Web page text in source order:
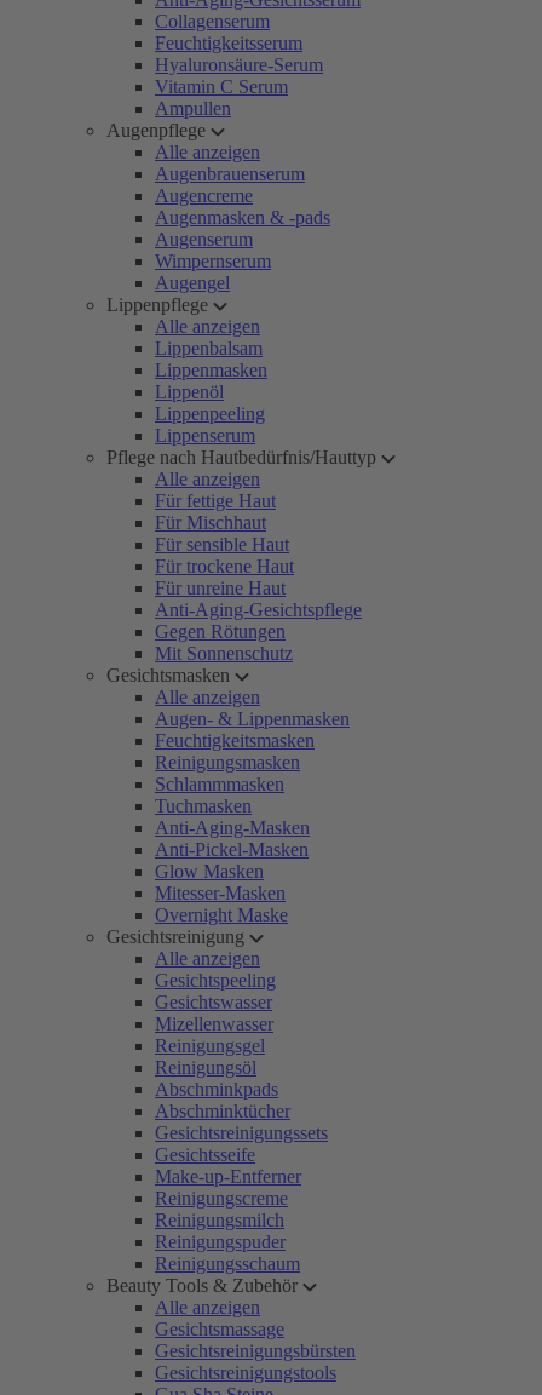
Collagenserum
Feuchtigkeitsserum
Hyaluronsäure-Serum
Vitamin C Serum
Ampullen
Augenpflege
Alle anzeigen
Augenbrauenserum
Augencreme
Augenmasken & -pads
Augenserum
Wimpernserum
Augengel
Lippenpflege
Alle anzeigen
Lippenbalsam
Lippenmasken
Lippenöl
Lippenpeeling
Lippenserum
Pflege nach Hautbedürfnis/Hauttyp
Alle anzeigen
Für fettige Haut
Für Mischhaut
Für sensible Haut
Für trockene Haut
Für unreine Haut
Anti-Aging-Gesichtspflege
Gegen Rötungen
Mit Sonnenschutz
Gesichtsmasken
Alle anzeigen
Augen- & Lippenmasken
Feuchtigkeitsmasken
Reinigungsmasken
Schlammmasken
Tuchmasken
Anti-Aging-Masken
Anti-Pickel-Masken
Glow Masken
Mitesser-Masken
Overnight Maske
Gesichtsreinigung
Alle anzeigen
Gesichtspeeling
Gesichtswasser
Mizellenwasser
Reinigungsgel
Reinigungsöl
Abschminkpads
Abschminktücher
Gesichtsreinigungssets
Gesichtsseife
Make-up-Entferner
Reinigungscreme
Reinigungsmilch
Reinigungspuder
Reinigungsschaum
Beauty Tools & Zubehör
Alle anzeigen
Gesichtsmassage
Gesichtsreinigungsbürsten
Gesichtsreinigungstools